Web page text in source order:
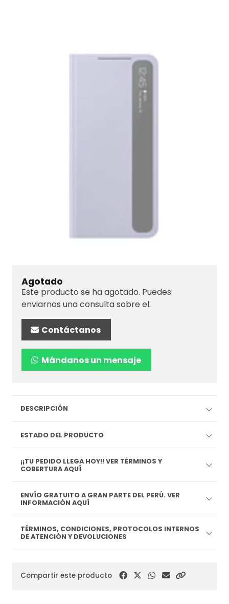
Agotado
Este producto se ha agotado. Puedes
enviarnos una consulta sobre el.
Contáctanos
Mándanos un mensaje
DESCRIPCIÓN
ESTADO DEL PRODUCTO
¡¡TU PEDIDO LLEGA HOY!! VER TÉRMINOS Y
COBERTURA AQUÍ
ENVÍO GRATUITO A GRAN PARTE DEL PERÚ. VER
INFORMACIÓN AQUÍ
TÉRMINOS, CONDICIONES, PROTOCOLOS INTERNOS
DE ATENCIÓN Y DEVOLUCIONES
Compartir este producto